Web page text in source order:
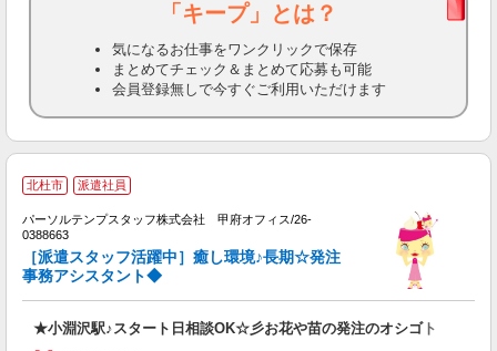
「キープ」とは？
気になるお仕事をワンクリックで保存
まとめてチェック＆まとめて応募も可能
会員登録無しで今すぐご利用いただけます
北杜市 派遣社員
パーソルテンプスタッフ株式会社 甲府オフィス/26-
0388663
［派遣スタッフ活躍中］癒し環境♪長期☆発注
事務アシスタント◆
★小淵沢駅♪スタート日相談OK☆彡お花や苗の発注のオシゴト